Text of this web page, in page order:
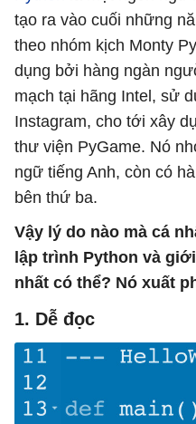
tạo ra vào cuối những
theo nhóm kịch Monty
dụng bởi hàng ngàn
mạch tại hãng Intel, sử
Instagram, cho tới xây
thư viện PyGame. Nó
ngữ tiếng Anh, còn có
bên thứ ba.
Vậy lý do nào mà cá
lập trình Python và
nhất có thể? Nó xuất
1. Dễ đọc